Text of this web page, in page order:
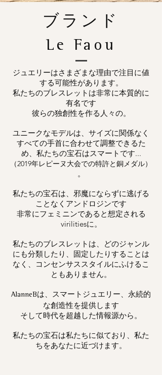
ブランド
Le Faou
ジュエリーはさまざまな理由で注目に値
する可能性があります。
私たちのブレスレットは非常に本質的に
有名です
彼らの独創性を作る人々の。
ユニークなモデルは、サイズに関係なく
すべての手首に合わせて調整できるた
め、私たちの宝石はスマートです...
（2019年レピーヌ大会での特許と銅メダル）
。
私たちの宝石は、邪魔にならずに逃げる
ことなくアンドロジンです
非常にフェミニンであると想定される
virilitiesに。
私たちのブレスレットは、どのジャンル
にも分類したり、固定したりすることは
なく、コンセンサススタイルにふけるこ
ともありません。
AlanneBは、スマートジュエリー、永続的
な創造性を提供します
そして時代を超越した情報源から。
私たちの宝石は私たちに似ており、私た
ちをあなたに近づけます。